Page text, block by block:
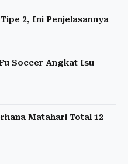
2, Ini Penjelasannya
Soccer Angkat Isu
Matahari Total 12